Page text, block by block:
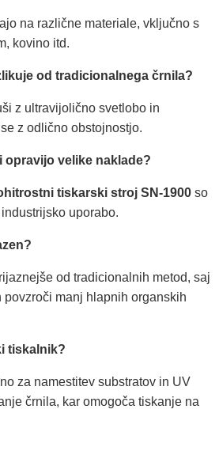
na različne materiale, vključno s
kovino itd.
od tradicionalnega črnila?
z ultravijolično svetlobo in
z odlično obstojnostjo.
opravijo velike naklade?
tiskarski stroj SN-1900 so
uporabo.
od tradicionalnih metod, saj
manj hlapnih organskih
tiskalnik?
za namestitev substratov in UV
črnila, kar omogoča tiskanje na